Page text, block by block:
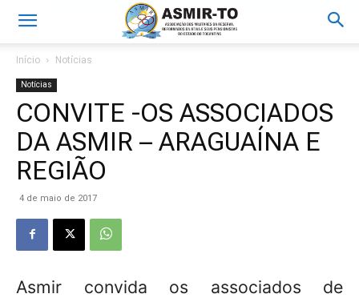
Início Notícias
Notícias
CONVITE -OS ASSOCIADOS
DA ASMIR – ARAGUAÍNA E
REGIÃO
4 de maio de 2017
Asmir convida os associados de